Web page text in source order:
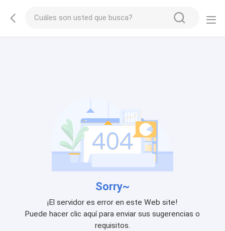
Sorry~
¡El servidor es error en este Web site!
Puede hacer clic aquí para enviar sus sugerencias o
requisitos.